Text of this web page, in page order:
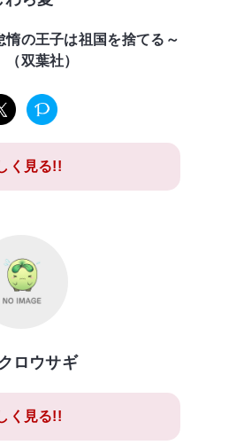
の王子は祖国を捨てる～
双葉社）
く見る!!
ロウサギ
く見る!!